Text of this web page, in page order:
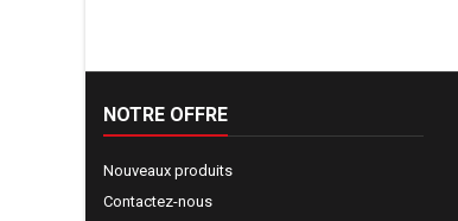
NOTRE OFFRE
Nouveaux produits
Contactez-nous